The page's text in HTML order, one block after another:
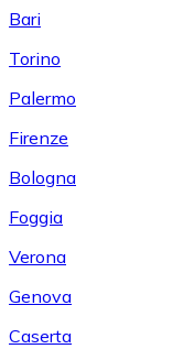
Bari
Torino
Palermo
Firenze
Bologna
Foggia
Verona
Genova
Caserta